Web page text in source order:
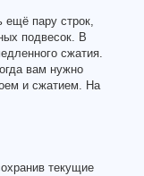
ещё пару строк,
подвесок. В
сжатия.
вам нужно
и сжатием. На
текущие